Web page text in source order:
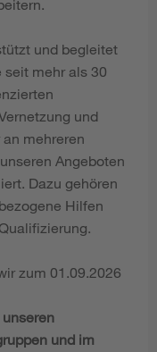
und begleitet
mehr als 30
und
mehreren
Angeboten
Dazu gehören
Hilfen
zum 01.09.2026
und im